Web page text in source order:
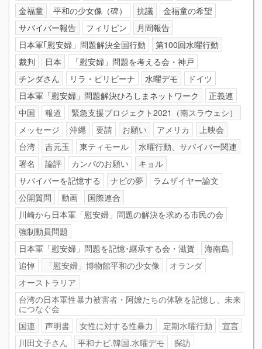
金福童
平和の少女像（碑） 抗議
金福童の希望
サバイバー報告
フィリピン
月間報告
日本軍｢慰安婦」問題解決全国行動
第100回水曜行動
裁判
日本
「慰安婦」問題を考える会・神戸
チンダさん
リラ・ピリピーナ 水曜デモ
ドイツ
日本軍「慰安婦」問題解決ひろしまネットワーク
正義連
中国
報道
緊急支援プロジェクト2021（南スラウェシ）
メッセージ
沖縄 要請 お願い アメリカ
上映会
台湾
吉元玉 東ティモール
水曜行動、サバイバー関連
署名
論評 カンパのお願い
キョル
サバイバーを記憶する
ナビの夢
ラムザイヤー論文
公開質問
動画
国際連合
川崎から日本軍「慰安婦」問題の解決を求める市民の会
強制動員問題
日本軍「慰安婦」問題を記憶･継承する会・滋賀
海南島
追悼
「慰安婦」博物館平和の少女像
オランダ
オーストラリア
台湾の日本軍性暴力被害者・阿嬤たちの体験を記憶し、未来
につなぐ会
国連
声明書 女性に対する性暴力 定期水曜行動
宣言
川田文子さん
平和ナビ.韓国.水曜デモ
探訪